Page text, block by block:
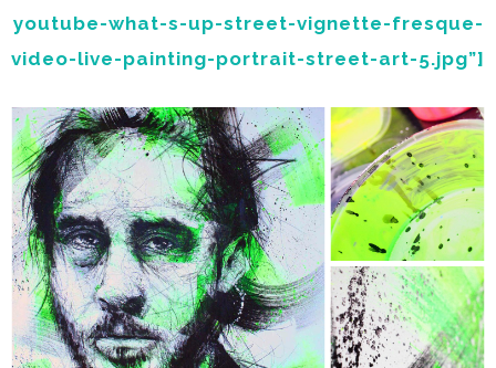
youtube-what-s-up-street-vignette-fresque-
video-live-painting-portrait-street-art-5.jpg”]
RYAN GOSLING
- Collection "Chromophobia" -
- Dimensions : 100 x 100 cm -
- Techniques : Acrylique, Encre, Fusain,
Crayon de couleur & Aérosol -